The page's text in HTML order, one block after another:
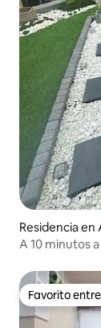
Residencia en
A 10 minutos
Favorito
Favorito